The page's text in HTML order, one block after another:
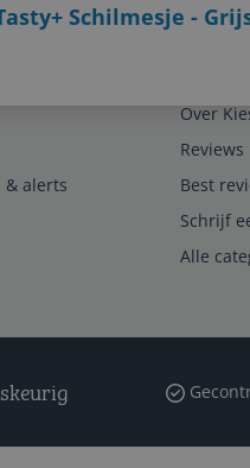
Schilmesje -
& alerts
Over
Reviews
Best
Schrijf
Alle